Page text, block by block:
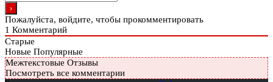
Пожалуйста, войдите, чтобы прокомментировать
1 Комментарий
Старые
Новые Популярные
Межтекстовые Отзывы
Посмотреть все комментарии